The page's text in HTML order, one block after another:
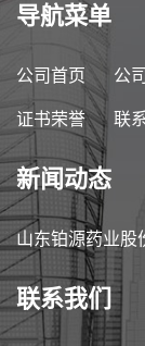
导航菜单
公司首页 公
证书荣誉 联
新闻动态
山东铂源药业股
心参加第89届中
（API China）
联系我们